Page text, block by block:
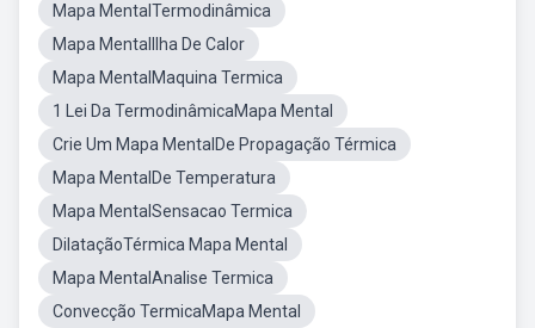
Mapa MentalTermodinâmica
Mapa MentalIlha De Calor
Mapa MentalMaquina Termica
1 Lei Da TermodinâmicaMapa Mental
Crie Um Mapa MentalDe Propagação Térmica
Mapa MentalDe Temperatura
Mapa MentalSensacao Termica
DilataçãoTérmica Mapa Mental
Mapa MentalAnalise Termica
Convecção TermicaMapa Mental